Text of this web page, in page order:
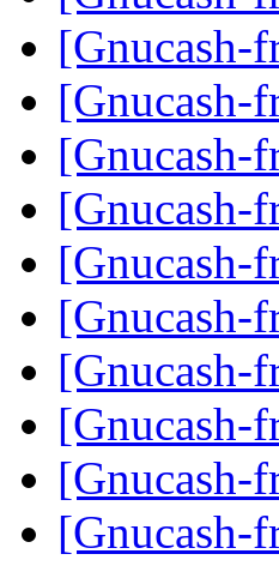
[Gnucash-
[Gnucash-
[Gnucash-
[Gnucash-
[Gnucash-
[Gnucash-
[Gnucash-
[Gnucash-
[Gnucash-